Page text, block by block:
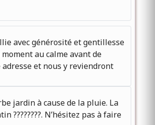
avec générosité et gentillesse
au calme avant de
et nous y reviendront
jardin à cause de la pluie. La
N’hésitez pas à faire